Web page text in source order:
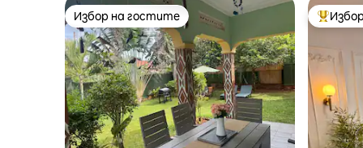
Избор на гостите
Избор на гостите Най-